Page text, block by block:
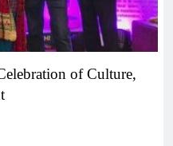
of Culture,